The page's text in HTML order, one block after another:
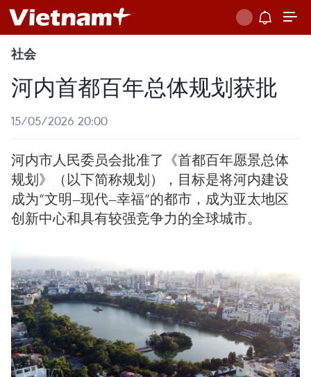
社会
河内首都百年总体规划获批
15/05/2026 20:00
河内市人民委员会批准了《首都百年愿景总体
规划》（以下简称规划），目标是将河内建设
成为“文明—现代—幸福”的都市，成为亚太地区
创新中心和具有较强竞争力的全球城市。